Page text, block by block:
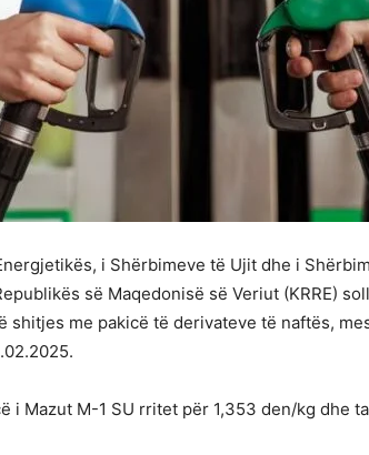
i Shërbimeve të Ujit dhe i
së Maqedonisë së Veriut (KRRE)
shitjes me pakicë të derivateve të naftës,
i Mazut М-1 SU rritet për 1,353 den/kg dhe